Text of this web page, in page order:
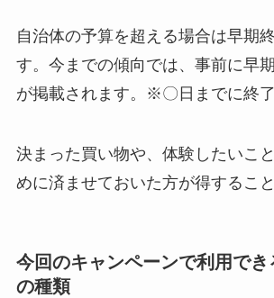
自治体の予算を超える場合は早期
す。今までの傾向では、事前に早
が掲載されます。※〇日までに終
決まった買い物や、体験したいこ
めに済ませておいた方が得するこ
今回のキャンペーンで利用で
の種類